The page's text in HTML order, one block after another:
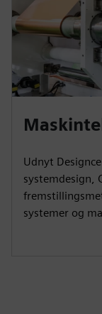
Udnyt
systemdesign,
systemer og